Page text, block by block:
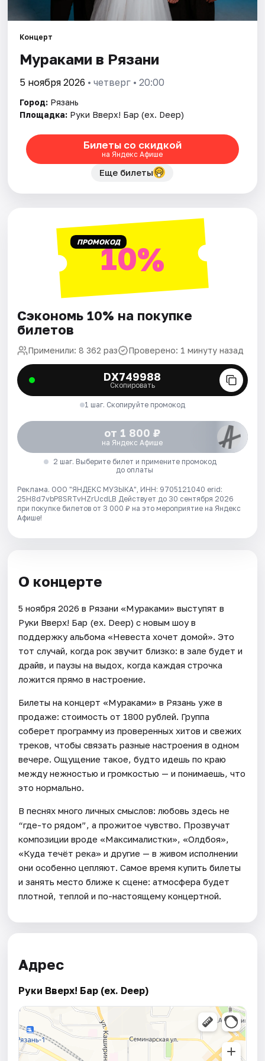
Артисты
Рейтинги
Концерт
Мураками в Рязани
5 ноября 2026 • четверг • 20:00
Город: Рязань
Площадка: Руки Вверх! Бар (ex. Deep)
Билеты со скидкой
на Яндекс Афише
Еще билеты
ПРОМОКОД10%
Сэкономь 10% на покупке
билетов
Применили: 8 362 раз Проверено: 1 минуту назад
DX749988
Скопировать
1 шаг. Скопируйте промокод
от 1 800 ₽
на Яндекс Афише
2 шаг. Выберите билет и примените промокод
до оплаты
Реклама. ООО "ЯНДЕКС МУЗЫКА", ИНН: 9705121040 erid:
25H8d7vbP8SRTvHZrUcdLB Действует до 30 сентября 2026
при покупке билетов от 3 000 ₽ на это мероприятие на Яндекс
Афише!
О концерте
5 ноября 2026 в Рязани «Мураками» выступят в
Руки Вверх! Бар (ex. Deep) с новым шоу в
поддержку альбома «Невеста хочет домой». Это
тот случай, когда рок звучит близко: в зале будет и
драйв, и паузы на выдох, когда каждая строчка
ложится прямо в настроение.
Билеты на концерт «Мураками» в Рязань уже в
продаже: стоимость от 1800 рублей. Группа
соберет программу из проверенных хитов и свежих
треков, чтобы связать разные настроения в одном
вечере. Ощущение такое, будто идешь по краю
между нежностью и громкостью — и понимаешь, что
это нормально.
В песнях много личных смыслов: любовь здесь не
“где-то рядом”, а прожитое чувство. Прозвучат
композиции вроде «Максималистки», «Олдбоя»,
«Куда течёт река» и другие — в живом исполнении
они особенно цепляют. Самое время купить билеты
и занять место ближе к сцене: атмосфера будет
плотной, теплой и по-настоящему концертной.
Адрес
Руки Вверх! Бар (ex. Deep)